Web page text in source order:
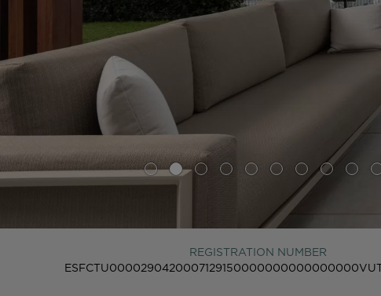
REGISTRATION NUMBER